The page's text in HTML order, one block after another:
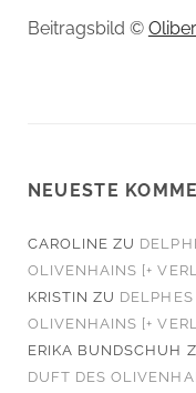
Beitragsbild ©
NEUESTE
CAROLINE ZU
OLIVENHAINS [+
KRISTIN ZU
OLIVENHAINS [+
ERIKA BUNDSCHUH
DUFT DES